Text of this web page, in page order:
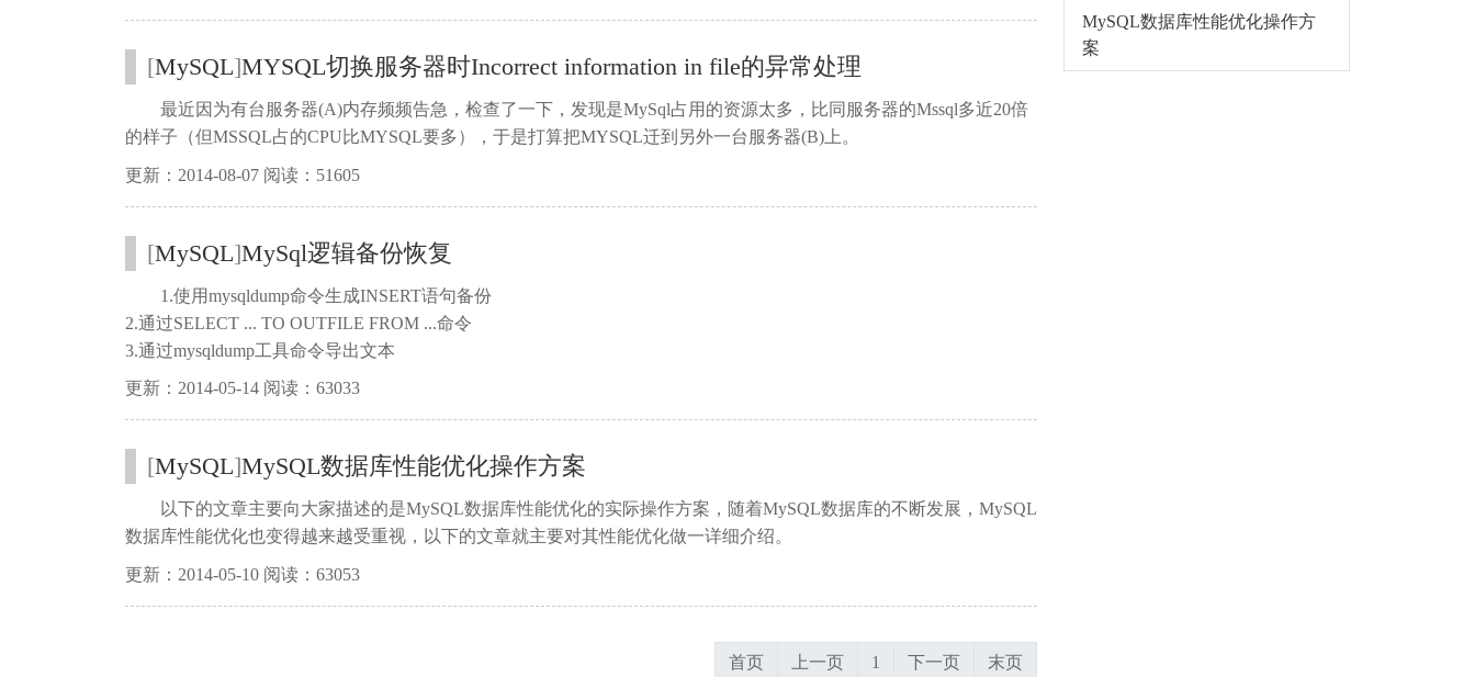
[MySQL]MYSQL切换服务器时Incorrect information in file的异常处理
最近因为有台服务器(A)内存频频告急，检查了一下，发现是MySql占用的资源太多，比同服务器的Mssql多近20倍
的样子（但MSSQL占的CPU比MYSQL要多），于是打算把MYSQL迁到另外一台服务器(B)上。
更新：2014-08-07 阅读：51605
[MySQL]MySql逻辑备份恢复
1.使用mysqldump命令生成INSERT语句备份
2.通过SELECT ... TO OUTFILE FROM ...命令
3.通过mysqldump工具命令导出文本
更新：2014-05-14 阅读：63033
[MySQL]MySQL数据库性能优化操作方案
以下的文章主要向大家描述的是MySQL数据库性能优化的实际操作方案，随着MySQL数据库的不断发展，MySQL
数据库性能优化也变得越来越受重视，以下的文章就主要对其性能优化做一详细介绍。
更新：2014-05-10 阅读：63053
首页 上一页 1 下一页 末页
MySQL数据库性能优化操作方
案